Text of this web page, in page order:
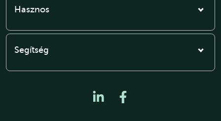
Hasznos
Segítség